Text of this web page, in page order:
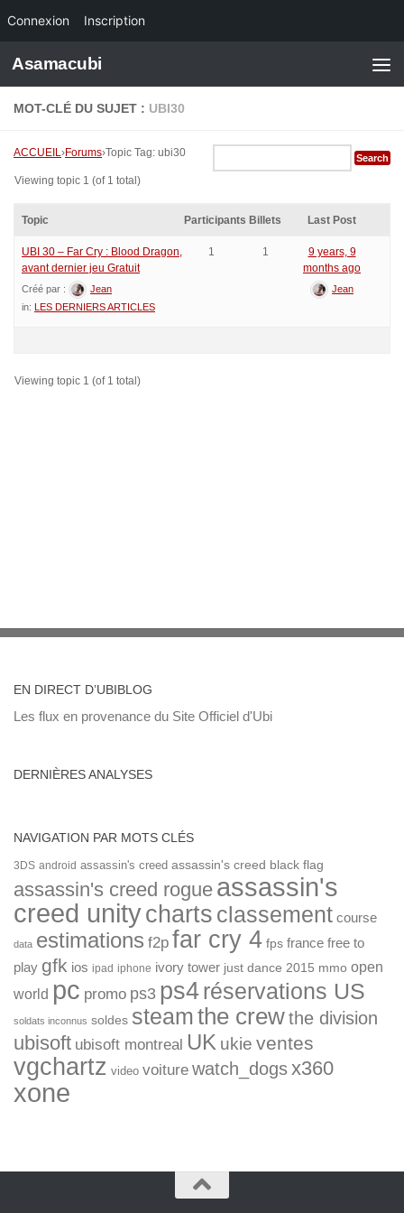
Connexion Inscription
Skip to content
Asamacubi
MOT-CLÉ DU SUJET : UBI30
ACCUEIL›Forums›Topic Tag: ubi30
Viewing topic 1 (of 1 total)
Topic Participants Billets Last Post
UBI 30 – Far Cry : Blood Dragon,
avant dernier jeu Gratuit
Créé par :
Jean
in: LES DERNIERS ARTICLES
1 1
9 years, 9
months ago
Jean
Viewing topic 1 (of 1 total)
EN DIRECT D’UBIBLOG
Les flux en provenance du Site Officiel d'Ubi
DERNIÈRES ANALYSES
NAVIGATION PAR MOTS CLÉS
3DS android assassin's creed assassin's creed black flag
assassin's creed rogue assassin's
creed unitycharts classement course
data estimations f2p far cry 4 fps france free to
play gfk ios ipad iphone ivory tower just dance 2015 mmo open
world pc promo ps3 ps4réservations US
soldats inconnus soldes steamthe crewthe division
ubisoft ubisoft montreal UK ukie ventes
vgchartz video voiture watch_dogsx360
xone